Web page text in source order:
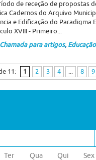
de receção de propostas
Cadernos do Arquivo
e Edificação do Paradigma
XVIII - Primeiro...
Chamada para artigos, Educação
11: 1 2 3 4 ... 8 9
Ter Qua Qui Sex